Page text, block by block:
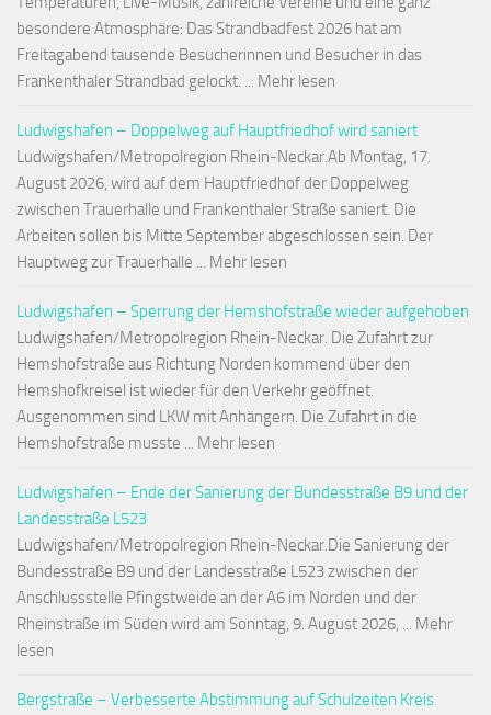
besondere Atmosphäre: Das Strandbadfest 2026 hat am
Freitagabend tausende Besucherinnen und Besucher in das
Frankenthaler Strandbad gelockt. ... Mehr lesen
Ludwigshafen – Doppelweg auf Hauptfriedhof wird saniert
Ludwigshafen/Metropolregion Rhein-Neckar.Ab Montag, 17.
August 2026, wird auf dem Hauptfriedhof der Doppelweg
zwischen Trauerhalle und Frankenthaler Straße saniert. Die
Arbeiten sollen bis Mitte September abgeschlossen sein. Der
Hauptweg zur Trauerhalle ... Mehr lesen
Ludwigshafen – Sperrung der Hemshofstraße wieder aufgehoben
Ludwigshafen/Metropolregion Rhein-Neckar. Die Zufahrt zur
Hemshofstraße aus Richtung Norden kommend über den
Hemshofkreisel ist wieder für den Verkehr geöffnet.
Ausgenommen sind LKW mit Anhängern. Die Zufahrt in die
Hemshofstraße musste ... Mehr lesen
Ludwigshafen – Ende der Sanierung der Bundesstraße B9 und der
Landesstraße L523
Ludwigshafen/Metropolregion Rhein-Neckar.Die Sanierung der
Bundesstraße B9 und der Landesstraße L523 zwischen der
Anschlussstelle Pfingstweide an der A6 im Norden und der
Rheinstraße im Süden wird am Sonntag, 9. August 2026, ... Mehr
lesen
Bergstraße – Verbesserte Abstimmung auf Schulzeiten Kreis